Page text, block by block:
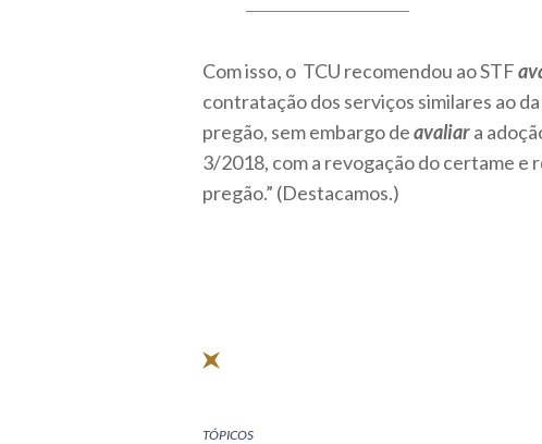
Com isso, o TCU recomendou ao STF
contratação dos serviços similares ao
pregão, sem embargo deavaliara
3/2018, com a revogação do certame e
pregão.” (Destacamos.)
TÓPICOS